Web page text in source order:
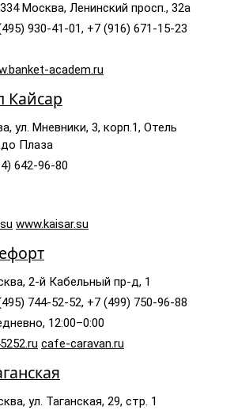
Москва, Ленинский просп., 32а
930-41-01, +7 (916) 671-15-23
academ.ru
Кайсар
ул. Мневники, 3, корп.1, Отель
Плаза
642-96-80
www.kaisar.su
2-й Кабельный пр-д, 1
744-52-52, +7 (499) 750-96-88
12:00–0:00
cafe-caravan.ru
ул. Таганская, 29, стр. 1